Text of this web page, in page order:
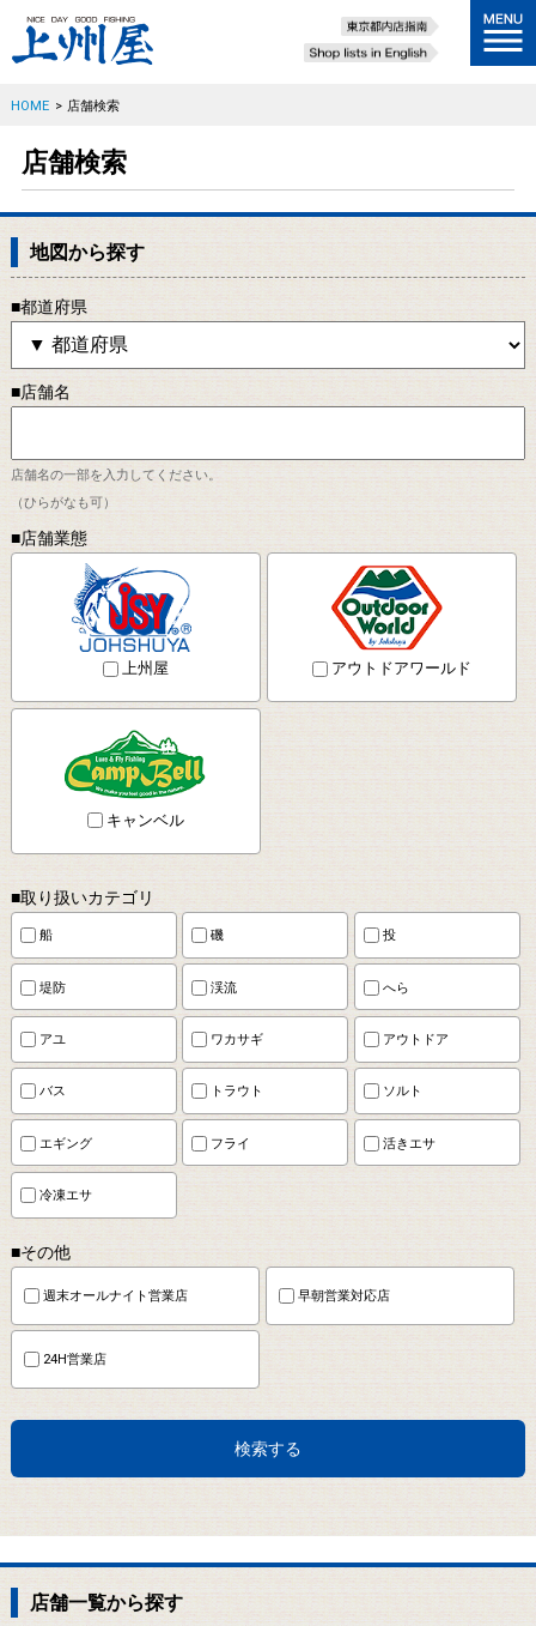
HOME > 店舗検索
店舗検索
地図から探す
■都道府県
■店舗名
店舗名の一部を入力してください。
（ひらがなも可）
■店舗業態
上州屋 アウトドアワールド
キャンベル
■取り扱いカテゴリ
船 磯 投
堤防 渓流 へら
アユ ワカサギ アウトドア
バス トラウト ソルト
エギング フライ 活きエサ
冷凍エサ
■その他
週末オールナイト営業店 早朝営業対応店
24H営業店
検索する
店舗一覧から探す